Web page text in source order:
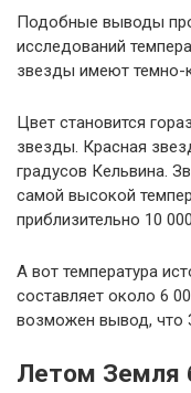
Подобные выводы
исследований
звезды имеют темно-
Цвет становится
звезды. Красная
градусов Кельвина.
самой высокой
приблизительно 10
А вот температура
составляет около 6
возможен вывод, что
Летом Земля